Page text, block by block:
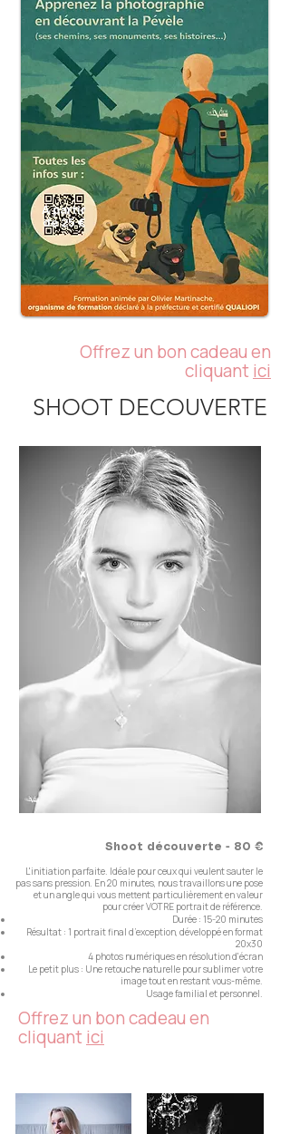
A partir
de 25 €
Offrez un bon cadeau en
cliquant ici
SHOOT DECOUVERTE
Shoot découverte - 80 €
L'initiation parfaite. Idéale pour ceux qui veulent sauter le
pas sans pression. En 20 minutes, nous travaillons une pose
et un angle qui vous mettent particulièrement en valeur
pour créer VOTRE portrait de référence.
Durée : 15-20 minutes
Résultat : 1 portrait final d’exception, développé en format
20x30
4 photos numériques en résolution d'écran
Le petit plus : Une retouche naturelle pour sublimer votre
image tout en restant vous-même.
Usage familial et personnel.
Offrez un bon cadeau en
cliquant ici